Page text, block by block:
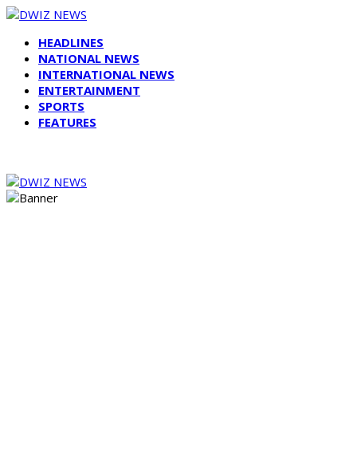
HEADLINES
NATIONAL NEWS
INTERNATIONAL NEWS
ENTERTAINMENT
SPORTS
FEATURES